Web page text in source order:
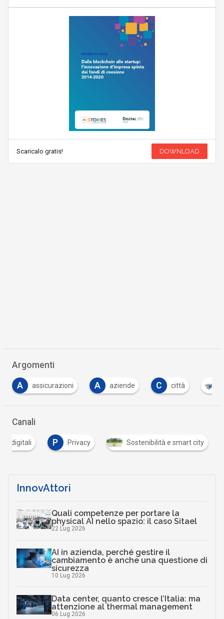
Scaricalo gratis! DOWNLOAD
Argomenti
A assicurazioni A aziende C città
Canali
digitali P Privacy Sostenibilità e smart city
InnovAttori
Quali competenze per portare la
physical AI nello spazio: il caso Sitael
22 Lug 2026
AI in azienda, perché gestire il
cambiamento è anche una questione di
sicurezza
10 Lug 2026
Data center, quanto cresce l’Italia: ma
attenzione al thermal management
06 Lug 2026